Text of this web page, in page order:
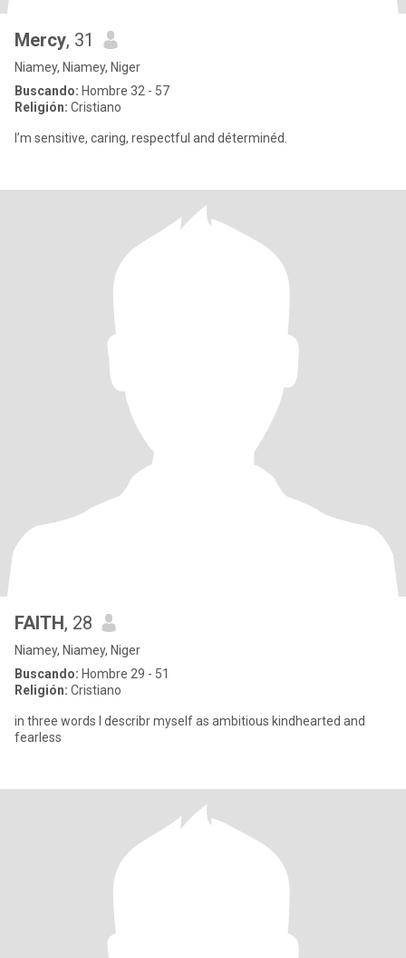
Mercy, 31
Niamey, Niamey, Niger
Buscando: Hombre 32 - 57
Religión: Cristiano
I’m sensitive, caring, respectful and déterminéd.
FAITH, 28
Niamey, Niamey, Niger
Buscando: Hombre 29 - 51
Religión: Cristiano
in three words I describr myself as ambitious kindhearted and
fearless